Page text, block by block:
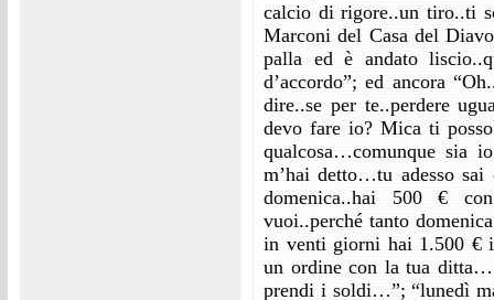
calcio di rigore..un tiro..ti
Marconi del Casa del
palla ed è andato
d’accordo”; ed ancora
dire..se per te..perdere
devo fare io? Mica ti
qualcosa…comunque sia
m’hai detto…tu adesso
domenica..hai 500 €
vuoi..perché tanto
in venti giorni hai 1.500 €
un ordine con la tua
prendi i soldi…”; “lunedì